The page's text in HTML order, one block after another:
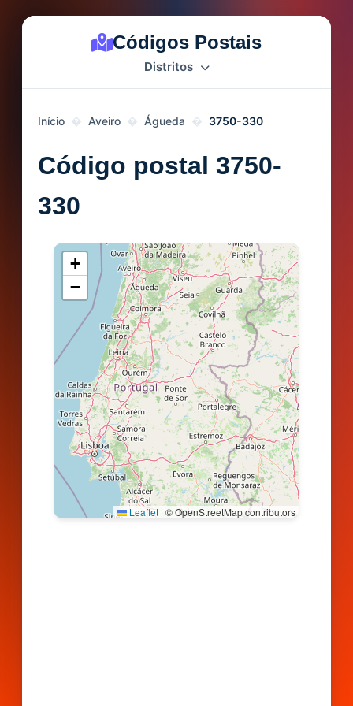
Códigos Postais
Distritos
Início Aveiro Águeda 3750-330
Código postal 3750-
330
+
−
Leaflet | © OpenStreetMap contributors